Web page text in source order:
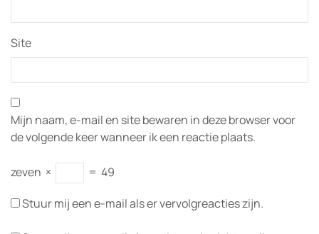
Site
Mijn naam, e-mail en site bewaren in deze browser voor
de volgende keer wanneer ik een reactie plaats.
zeven × = 49
Stuur mij een e-mail als er vervolgreacties zijn.